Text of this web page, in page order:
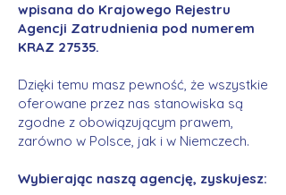
wpisana do Krajowego Rejestru
Agencji Zatrudnienia pod numerem
KRAZ 27535.
Dzięki temu masz pewność, że wszystkie
oferowane przez nas stanowiska są
zgodne z obowiązującym prawem,
zarówno w Polsce, jak i w Niemczech.
Wybierając naszą agencję, zyskujesz: